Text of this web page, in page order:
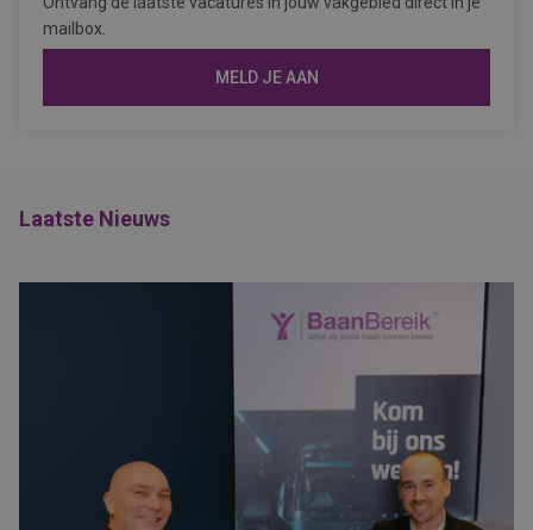
mailbox.
MELD JE AAN
Laatste Nieuws